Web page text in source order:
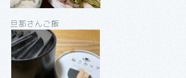
旦那さんご飯